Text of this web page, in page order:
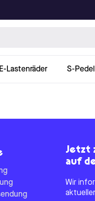
E-Lastenräder S-
Jetzt
auf
Wir